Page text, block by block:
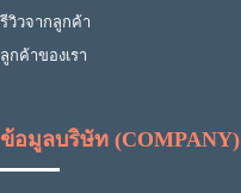
รีวิวจากลูกค้า
ลูกค้าของเรา
ข้อมูลบริษัท (COMPANY)